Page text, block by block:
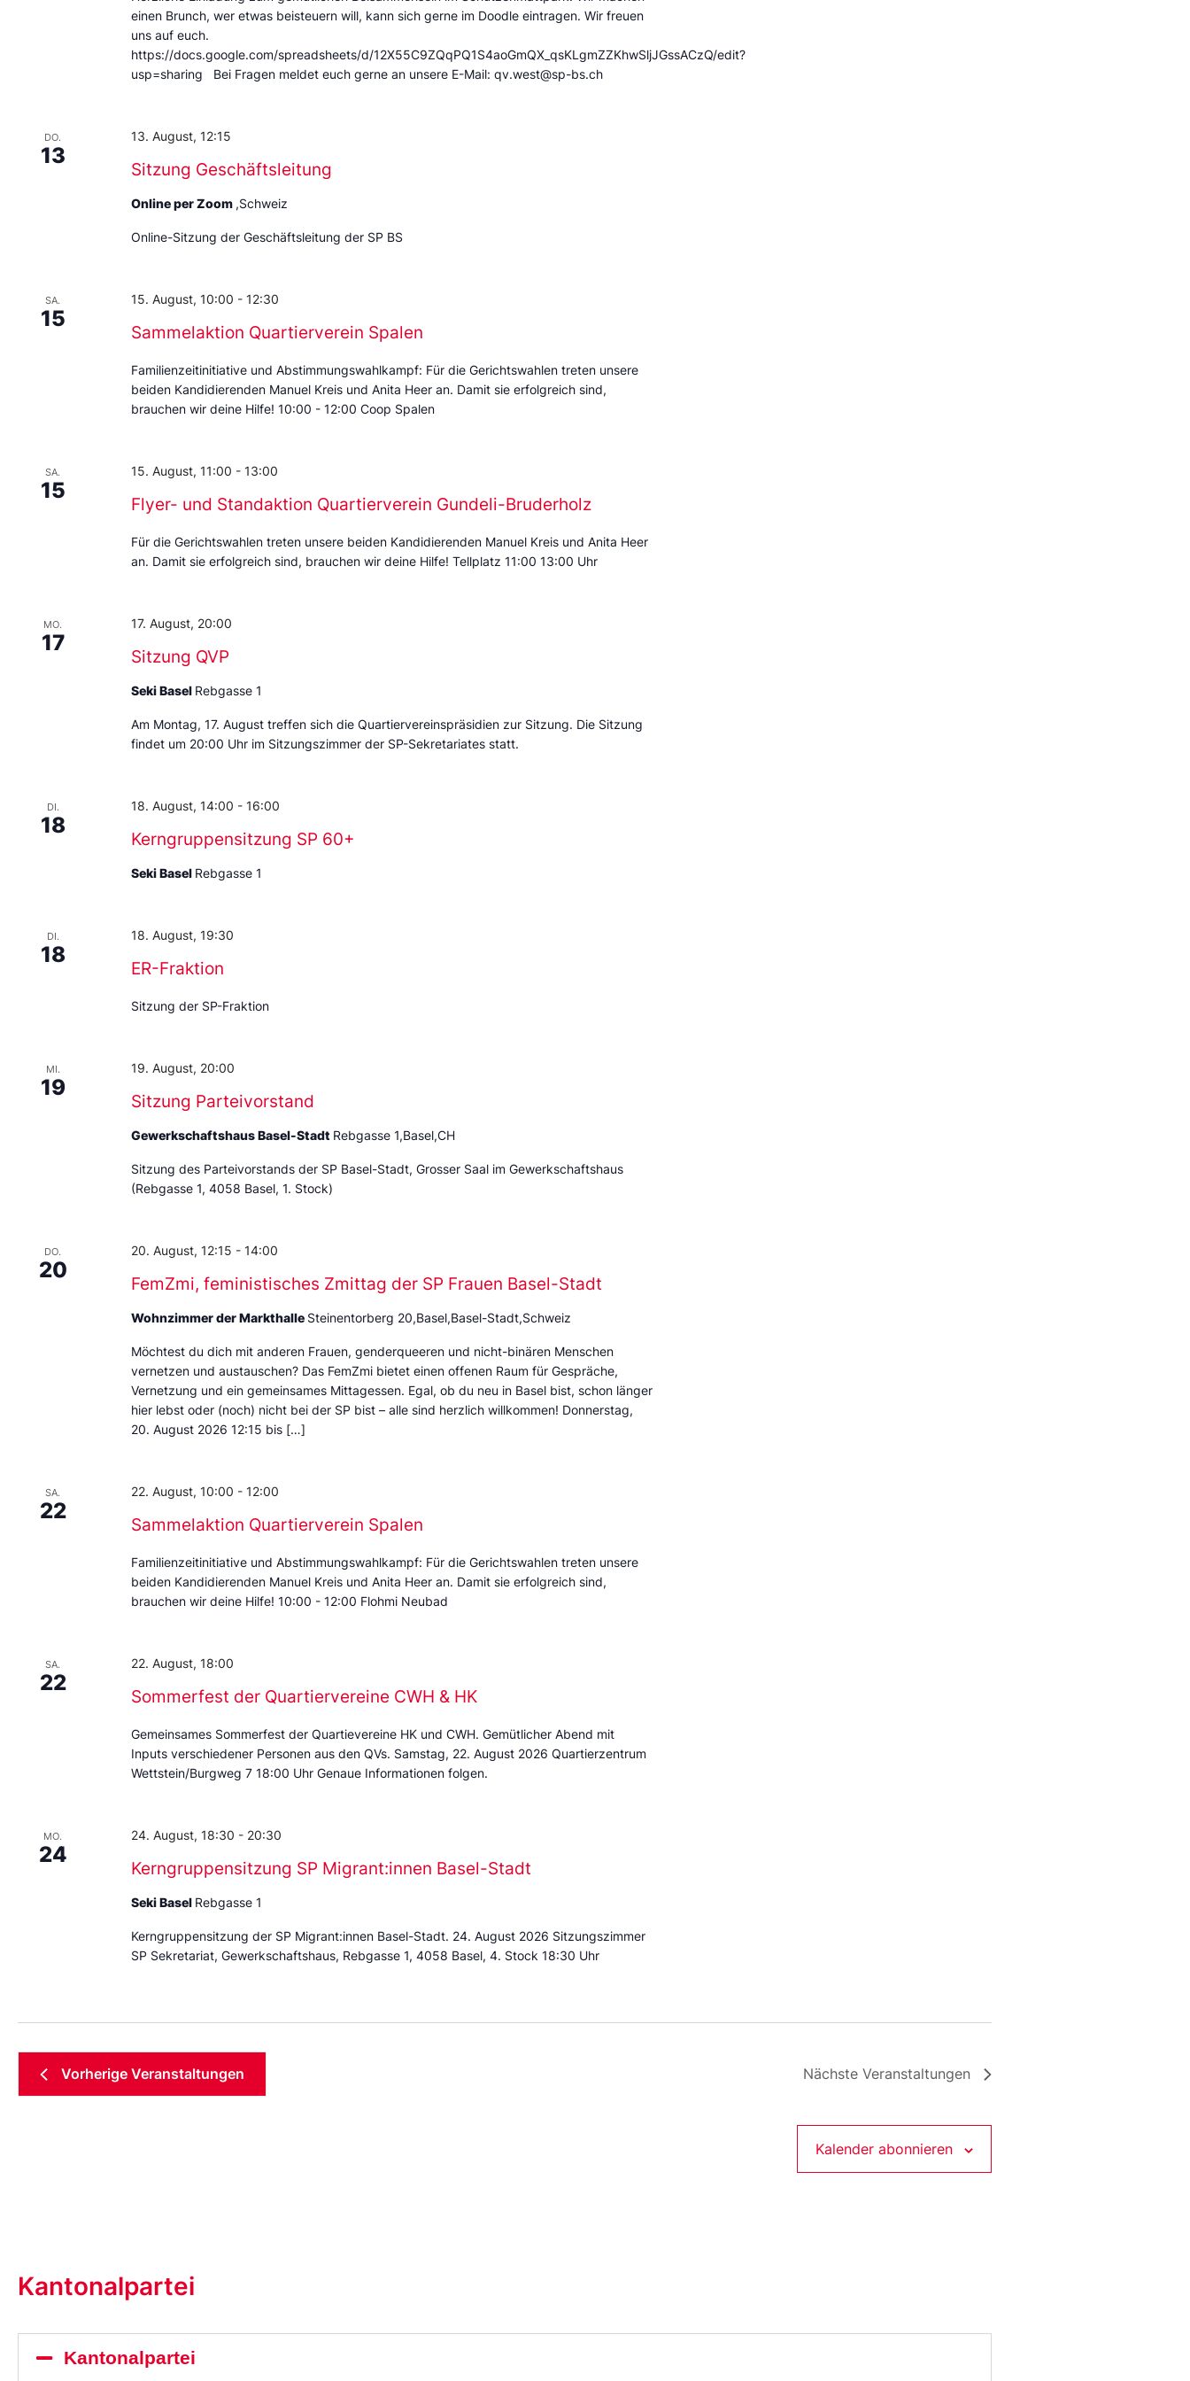
einen Brunch, wer etwas beisteuern will, kann sich gerne im Doodle eintragen. Wir freuen
uns auf euch.
https://docs.google.com/spreadsheets/d/12X55C9ZQqPQ1S4aoGmQX_qsKLgmZZKhwSljJGssACzQ/edit?
usp=sharing Bei Fragen meldet euch gerne an unsere E-Mail: qv.west@sp-bs.ch
DO.
13
Sitzung Geschäftsleitung
13. August, 12:15
Online per Zoom ,Schweiz
Online-Sitzung der Geschäftsleitung der SP BS
SA.
15
Sammelaktion Quartierverein Spalen
15. August, 10:00 - 12:30
Familienzeitinitiative und Abstimmungswahlkampf: Für die Gerichtswahlen treten unsere
beiden Kandidierenden Manuel Kreis und Anita Heer an. Damit sie erfolgreich sind,
brauchen wir deine Hilfe! 10:00 - 12:00 Coop Spalen
SA.
15
Flyer- und Standaktion Quartierverein Gundeli-Bruderholz
15. August, 11:00 - 13:00
Für die Gerichtswahlen treten unsere beiden Kandidierenden Manuel Kreis und Anita Heer
an. Damit sie erfolgreich sind, brauchen wir deine Hilfe! Tellplatz 11:00 13:00 Uhr
MO.
17
Sitzung QVP
17. August, 20:00
Seki Basel Rebgasse 1
Am Montag, 17. August treffen sich die Quartiervereinspräsidien zur Sitzung. Die Sitzung
findet um 20:00 Uhr im Sitzungszimmer der SP-Sekretariates statt.
DI.
18
Kerngruppensitzung SP 60+
18. August, 14:00 - 16:00
Seki Basel Rebgasse 1
DI.
18
ER-Fraktion
18. August, 19:30
Sitzung der SP-Fraktion
MI.
19
Sitzung Parteivorstand
19. August, 20:00
Gewerkschaftshaus Basel-Stadt Rebgasse 1,Basel,CH
Sitzung des Parteivorstands der SP Basel-Stadt, Grosser Saal im Gewerkschaftshaus
(Rebgasse 1, 4058 Basel, 1. Stock)
DO.
20
FemZmi, feministisches Zmittag der SP Frauen Basel-Stadt
20. August, 12:15 - 14:00
Wohnzimmer der Markthalle Steinentorberg 20,Basel,Basel-Stadt,Schweiz
Möchtest du dich mit anderen Frauen, genderqueeren und nicht-binären Menschen
vernetzen und austauschen? Das FemZmi bietet einen offenen Raum für Gespräche,
Vernetzung und ein gemeinsames Mittagessen. Egal, ob du neu in Basel bist, schon länger
hier lebst oder (noch) nicht bei der SP bist – alle sind herzlich willkommen! Donnerstag,
20. August 2026 12:15 bis […]
SA.
22
Sammelaktion Quartierverein Spalen
22. August, 10:00 - 12:00
Familienzeitinitiative und Abstimmungswahlkampf: Für die Gerichtswahlen treten unsere
beiden Kandidierenden Manuel Kreis und Anita Heer an. Damit sie erfolgreich sind,
brauchen wir deine Hilfe! 10:00 - 12:00 Flohmi Neubad
SA.
22
Sommerfest der Quartiervereine CWH & HK
22. August, 18:00
Gemeinsames Sommerfest der Quartievereine HK und CWH. Gemütlicher Abend mit
Inputs verschiedener Personen aus den QVs. Samstag, 22. August 2026 Quartierzentrum
Wettstein/Burgweg 7 18:00 Uhr Genaue Informationen folgen.
MO.
24
Kerngruppensitzung SP Migrant:innen Basel-Stadt
24. August, 18:30 - 20:30
Seki Basel Rebgasse 1
Kerngruppensitzung der SP Migrant:innen Basel-Stadt. 24. August 2026 Sitzungszimmer
SP Sekretariat, Gewerkschaftshaus, Rebgasse 1, 4058 Basel, 4. Stock 18:30 Uhr
Vorherige Veranstaltungen Nächste Veranstaltungen
Kalender abonnieren
Kantonalpartei
Kantonalpartei